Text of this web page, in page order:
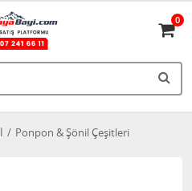
0
Ponpon & Şönil Çeşitleri